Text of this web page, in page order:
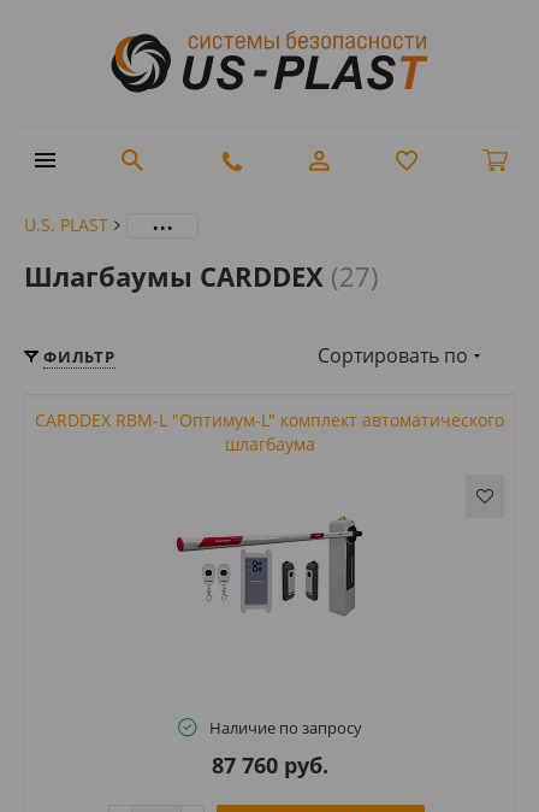
U.S. PLAST ...
Шлагбаумы CARDDEX (27)
ФИЛЬТР Сортировать по
CARDDEX RBM-L "Оптимум-L" комплект автоматического
шлагбаума
Наличие по запросу
87 760 руб.